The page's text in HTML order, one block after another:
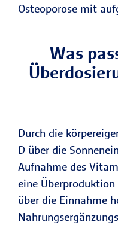
Osteoporose mit
Was
Durch die
D über die
Aufnahme des
eine
über die Einnahme